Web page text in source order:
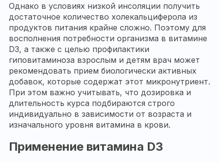
Однако в условиях низкой инсоляции получить
достаточное количество холекальциферола из
продуктов питания крайне сложно. Поэтому для
восполнения потребности организма в витамине
D3, а также с целью профилактики
гиповитаминоза взрослым и детям врач может
рекомендовать прием биологически активных
добавок, которые содержат этот микронутриент.
При этом важно учитывать, что дозировка и
длительность курса подбираются строго
индивидуально в зависимости от возраста и
изначального уровня витамина в крови.
Применение витамина D3